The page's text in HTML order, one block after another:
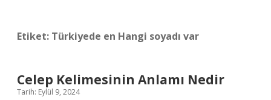
Etiket: Türkiyede en Hangi soyadı var
Celep Kelimesinin Anlamı Nedir
Tarih: Eylül 9, 2024